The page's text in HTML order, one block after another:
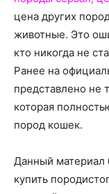
цена других
животные. Это
кто никогда не
Ранее на
представлено не
которая
пород кошек.
Данный материал
купить